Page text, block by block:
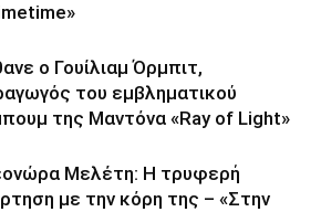
ο Γουίλιαμ Όρμπιτ,
του εμβληματικού
της Μαντόνα «Ray of Light»
Μελέτη: Η τρυφερή
με την κόρη της – «Στην